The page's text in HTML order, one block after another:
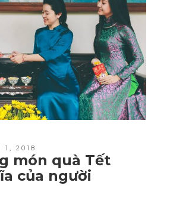
2018
món quà Tết
của người